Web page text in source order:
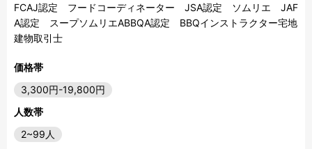
FCAJ認定　フードコーディネーター　JSA認定　ソムリエ　JAF
A認定　スープソムリエABBQA認定　BBQインストラクター宅地
建物取引士
価格帯
3,300円-19,800円
人数帯
2~99人